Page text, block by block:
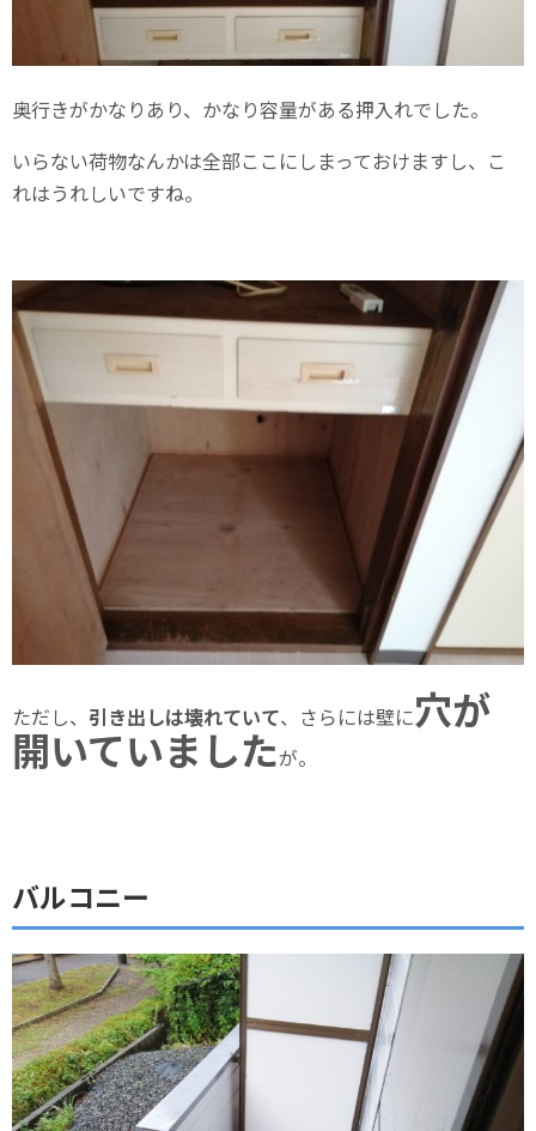
奥行きがかなりあり、かなり容量がある押入れでした。
いらない荷物なんかは全部ここにしまっておけますし、こ
れはうれしいですね。
ただし、 引き出しは壊れていて、さらには壁に穴が
開いていましたが。
バルコニー